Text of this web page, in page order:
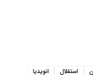
استقلال
انویدیا